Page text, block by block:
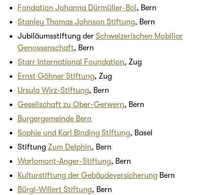
Fondation Johanna Dürmüller-Bol , Bern
Stanley Thomas Johnson Stiftung, Bern
Jubiläumsstiftung der Schweizerischen Mobiliar
Genossenschaft, Bern
Starr International Foundation, Zug
Ernst Göhner Stiftung, Zug
Ursula Wirz-Stiftung, Bern
Gesellschaft zu Ober-Gerwern, Bern
Burgergemeinde Bern
Sophie und Karl Binding Stiftung, Basel
Stiftung Zum Delphin, Bern
Warlomont-Anger-Stiftung, Bern
Kulturstiftung der Gebäudeversicherung Bern
Bürgi-Willert Stiftung, Bern